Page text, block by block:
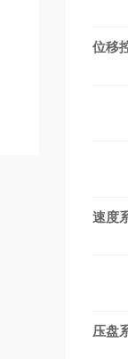
位移
速度
压盘